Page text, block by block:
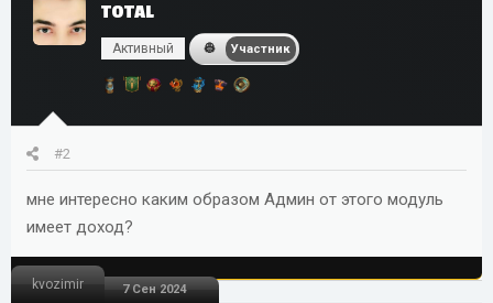
обменять, выберите, куда...
TOTAL
Активный Участник
#2
мне интересно каким образом Админ от этого модуль
имеет доход?
kvozimir 7 Сен 2024